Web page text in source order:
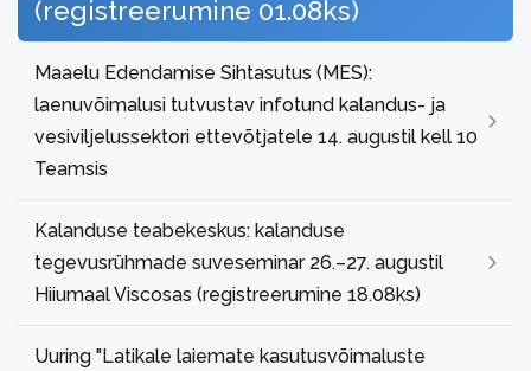
(registreerumine 01.08ks)
Maaelu Edendamise Sihtasutus (MES):
laenuvõimalusi tutvustav infotund kalandus- ja
vesiviljelussektori ettevõtjatele 14. augustil kell 10
Teamsis
Kalanduse teabekeskus: kalanduse
tegevusrühmade suveseminar 26.–27. augustil
Hiiumaal Viscosas (registreerumine 18.08ks)
Uuring "Latikale laiemate kasutusvõimaluste